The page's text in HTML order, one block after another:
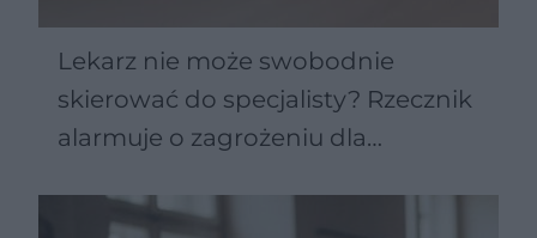
Lekarz nie może swobodnie
skierować do specjalisty? Rzecznik
alarmuje o zagrożeniu dla